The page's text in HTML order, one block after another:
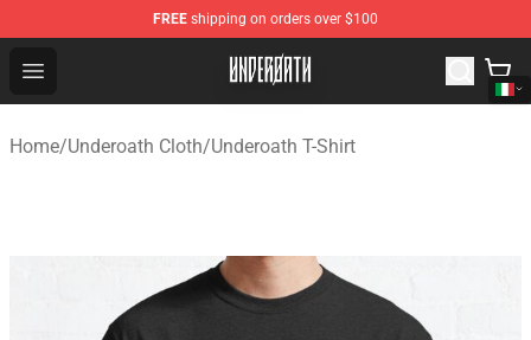
FREE shipping on orders over $100
Open menu
Underoath Store - Official Underoath Merchandise Shop
Home/Underoath Cloth/Underoath T-Shirt